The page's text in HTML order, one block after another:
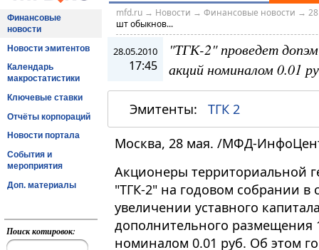
Финансовые
новости
Новости эмитентов
Календарь
макростатистики
Ключевые ставки
Отчёты корпораций
Новости портала
События и
мероприятия
Доп. материалы
Поиск котировок:
mfd.ru→ Новости → Финансовые новости →
шт обыкнов...
28.05.2010
17:45
"ТГК-2" проведет
акций номиналом 0.01
Эмитенты: ТГК 2
Москва, 28 мая. /МФД-
Акционеры территориальной
"ТГК-2" на годовом собрании
увеличении уставного
дополнительного
номиналом 0.01 руб. Об этом